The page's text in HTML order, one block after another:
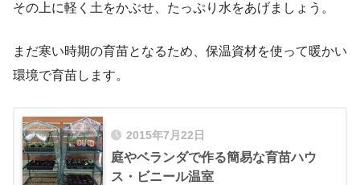
その上に軽く土をかぶせ、たっぷり水をあげましょう。
まだ寒い時期の育苗となるため、保温資材を使って暖かい
環境で育苗します。
2015年7月22日
庭やベランダで作る簡易な育苗ハウ
ス・ビニール温室